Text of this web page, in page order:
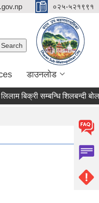
०२५-५२१९९१
डाउनलोड